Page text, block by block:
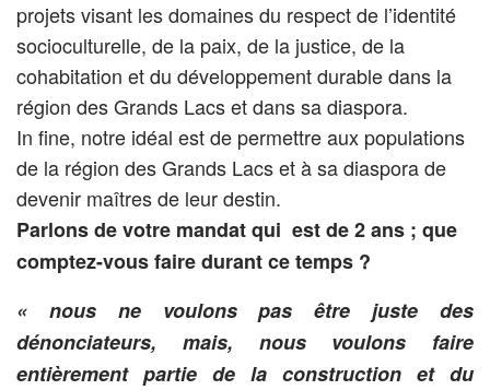
projets visant les domaines du respect de l’identité
socioculturelle, de la paix, de la justice, de la
cohabitation et du développement durable dans la
région des Grands Lacs et dans sa diaspora.
In fine, notre idéal est de permettre aux populations
de la région des Grands Lacs et à sa diaspora de
devenir maîtres de leur destin.
Parlons de votre mandat qui est de 2 ans ; que
comptez-vous faire durant ce temps ?
« nous ne voulons pas être juste des
dénonciateurs, mais, nous voulons faire
entièrement partie de la construction et du